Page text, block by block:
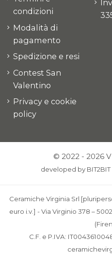
condizioni
Modalità di
pagamento
Spedizione e resi
Contest San
Valentino
Privacy e cookie
policy
© 2022 - 2026
developed by BIT2BIT
Ceramiche Virginia Srl
euro i.v.] - Via Virginio 378 –
C.F. e P.IVA: